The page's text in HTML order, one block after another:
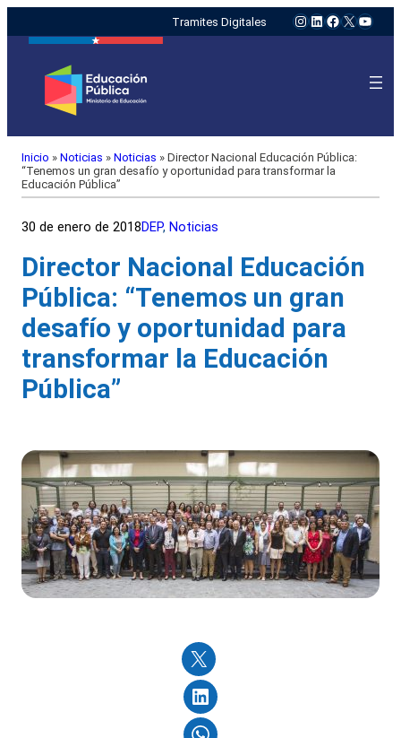
Tramites Digitales Instagram
LinkedIn
Facebook
X
Inicio » Noticias » Noticias » Director Nacional Educación Pública:
“Tenemos un gran desafío y oportunidad para transformar la
Educación Pública”
30 de enero de 2018DEP, Noticias
Director Nacional Educación
Pública: “Tenemos un gran
desafío y oportunidad para
transformar la Educación
Pública”